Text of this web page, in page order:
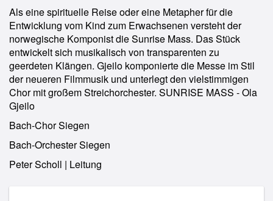
Als eine spirituelle Reise oder eine Metapher für die
Entwicklung vom Kind zum Erwachsenen versteht der
norwegische Komponist die Sunrise Mass. Das Stück
entwickelt sich musikalisch von transparenten zu
geerdeten Klängen. Gjeilo komponierte die Messe im Stil
der neueren Filmmusik und unterlegt den vielstimmigen
Chor mit großem Streichorchester. SUNRISE MASS - Ola
Gjeilo
Bach-Chor Siegen
Bach-Orchester Siegen
Peter Scholl | Leitung